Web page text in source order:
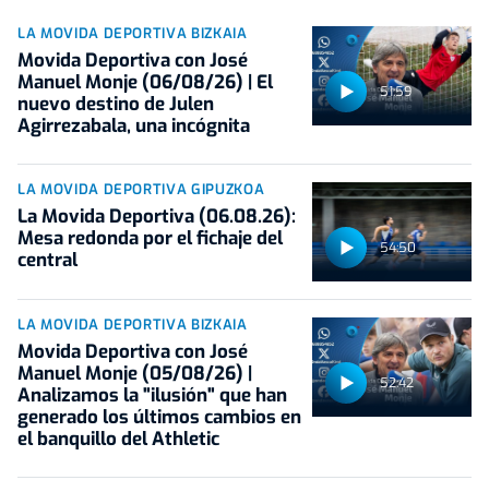
51:59
LA MOVIDA DEPORTIVA BIZKAIA
Movida Deportiva con José
Manuel Monje (06/08/26) | El
nuevo destino de Julen
Agirrezabala, una incógnita
54:50
LA MOVIDA DEPORTIVA GIPUZKOA
La Movida Deportiva (06.08.26):
Mesa redonda por el fichaje del
central
52:42
LA MOVIDA DEPORTIVA BIZKAIA
Movida Deportiva con José
Manuel Monje (05/08/26) |
Analizamos la "ilusión" que han
generado los últimos cambios en
el banquillo del Athletic